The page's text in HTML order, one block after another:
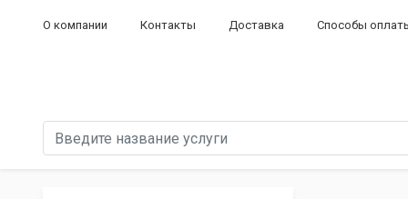
О компании Контакты Доставка Способы